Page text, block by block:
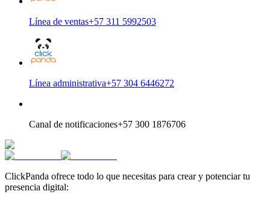
Línea de ventas+57 311 5992503
Línea administrativa+57 304 6446272
Canal de notificaciones+57 300 1876706
ClickPanda ofrece todo lo que necesitas para crear y potenciar tu
presencia digital: